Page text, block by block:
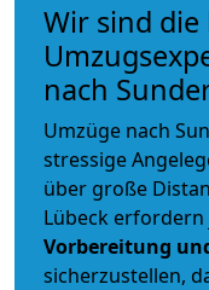
Wir sind die
nach
Umzüge nach
stressige
über große
Lübeck
Vorbereitung
sicherzustellen,